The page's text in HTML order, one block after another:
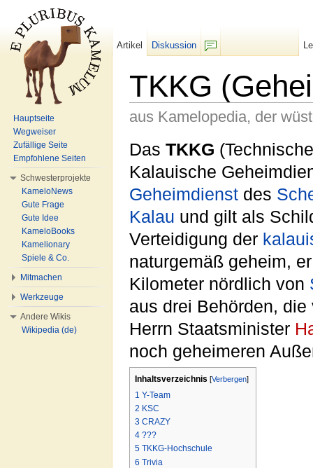
TKKG
aus Kamelopedia, der
Das TKKG
Kalauische
Geheimdienst des
Kalau und gilt als
Verteidigung der
naturgemäß geheim,
Kilometer nördlich von
aus drei Behörden,
Herrn Staatsminister
noch geheimeren
Inhaltsverzeichnis [Verbergen]
1 Y-Team
2 KSC
3 CRAZY
4 ???
5 TKKG-Hochschule
6 Trivia
Artikel
Diskussion
Hauptseite
Wegweiser
Zufällige Seite
Empfohlene Seiten
Schwesterprojekte
KameloNews
Gute Frage
Gute Idee
KameloBooks
Kamelionary
Spiele & Co.
Mitmachen
Werkzeuge
Andere Wikis
Wikipedia (de)